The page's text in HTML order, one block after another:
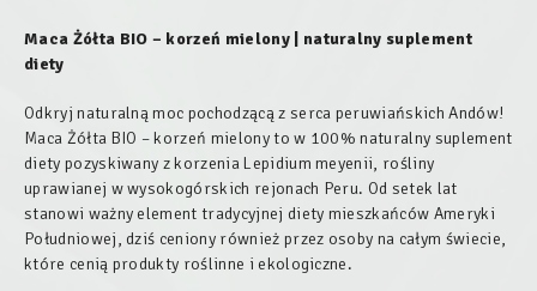
Maca Żółta BIO – korzeń mielony | naturalny suplement
diety
Odkryj naturalną moc pochodzącą z serca peruwiańskich Andów!
Maca Żółta BIO – korzeń mielony to w 100% naturalny suplement
diety pozyskiwany z korzeniaLepidium meyenii, rośliny
uprawianej w wysokogórskich rejonach Peru. Od setek lat
stanowi ważny element tradycyjnej diety mieszkańców Ameryki
Południowej, dziś ceniony również przez osoby na całym świecie,
które cenią produkty roślinne i ekologiczne.